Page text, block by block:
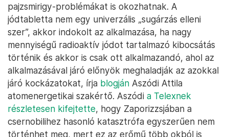
pajzsmirigy-problémákat is okozhatnak. A
jódtabletta nem egy univerzális „sugárzás elleni
szer”, akkor indokolt az alkalmazása, ha nagy
mennyiségű radioaktív jódot tartalmazó kibocsátás
történik és akkor is csak ott alkalmazandó, ahol az
alkalmazásával járó előnyök meghaladják az azokkal
járó kockázatokat, írja blogján Aszódi Attila
atomenergetikai szakértő. Aszódi a Telexnek
részletesen kifejtette, hogy Zaporizzsjában a
csernobilihez hasonló katasztrófa egyszerűen nem
történhet meg, mert ez az erőmű több okból is